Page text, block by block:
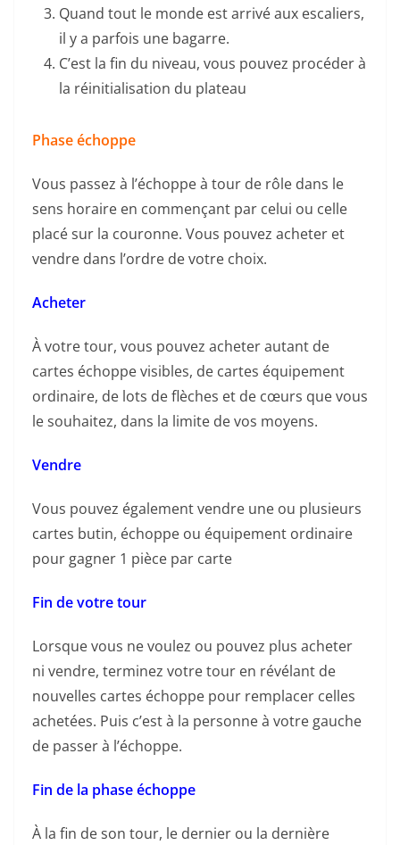
Quand tout le monde est arrivé aux escaliers,
il y a parfois une bagarre.
C’est la fin du niveau, vous pouvez procéder à
la réinitialisation du plateau
Phase échoppe
Vous passez à l’échoppe à tour de rôle dans le
sens horaire en commençant par celui ou celle
placé sur la couronne. Vous pouvez acheter et
vendre dans l’ordre de votre choix.
Acheter
À votre tour, vous pouvez acheter autant de
cartes échoppe visibles, de cartes équipement
ordinaire, de lots de flèches et de cœurs que vous
le souhaitez, dans la limite de vos moyens.
Vendre
Vous pouvez également vendre une ou plusieurs
cartes butin, échoppe ou équipement ordinaire
pour gagner 1 pièce par carte
Fin de votre tour
Lorsque vous ne voulez ou pouvez plus acheter
ni vendre, terminez votre tour en révélant de
nouvelles cartes échoppe pour remplacer celles
achetées. Puis c’est à la personne à votre gauche
de passer à l’échoppe.
Fin de la phase échoppe
À la fin de son tour, le dernier ou la dernière